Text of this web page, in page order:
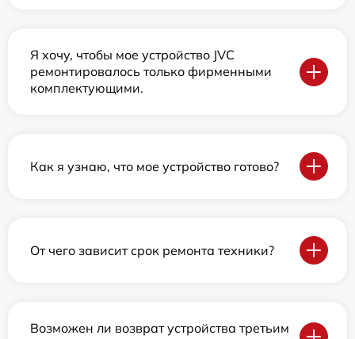
Я хочу, чтобы мое устройство JVC
ремонтировалось только фирменными
комплектующими.
Как я узнаю, что мое устройство готово?
От чего зависит срок ремонта техники?
Возможен ли возврат устройства третьим